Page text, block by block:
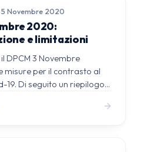
5 Novembre 2020
2020:
e limitazioni
DPCM 3 Novembre
misure per il contrasto al
19. Di seguito un riepilogo…